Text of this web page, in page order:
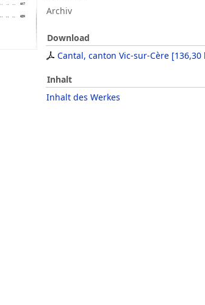
Archiv
Download
Cantal, canton Vic-sur-Cère [136,30
Inhalt
Inhalt des Werkes